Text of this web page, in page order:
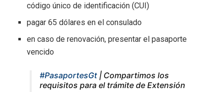
código único de identificación (CUI)
pagar 65 dólares en el consulado
en caso de renovación, presentar el pasaporte
vencido
#PasaportesGt | Compartimos los
requisitos para el trámite de Extensión